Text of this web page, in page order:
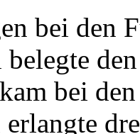
bei den
bei